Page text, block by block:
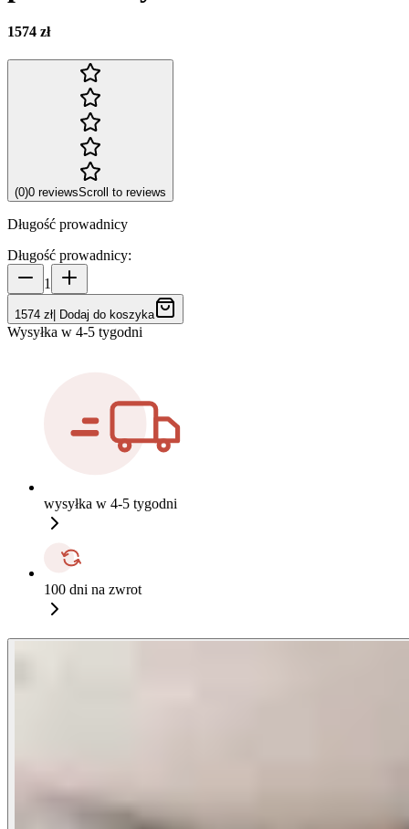
1574 zł
(0)0 reviewsScroll to reviews
Długość prowadnicy
Długość prowadnicy:
1
1574 zł Dodaj do koszyka
Wysyłka w 4-5 tygodni
wysyłka w 4-5 tygodni
100 dni na zwrot